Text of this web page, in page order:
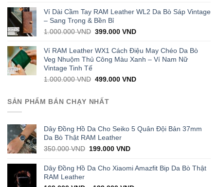
was:
1.000.000 VND.
is:
Ví Dài Cầm Tay RAM Leather WL2 Da Bò Sáp Vintage
– Sang Trọng & Bền Bỉ
1.000.000VND Original
was:
1.000.000 VND.
399.000VNDCurrent
is:
399.000 VND.
Ví RAM Leather WX1 Cách Điệu May Chéo Da Bò
Veg Nhuộm Thủ Công Màu Xanh – Ví Nam Nữ
Vintage Tinh Tế
1.000.000VND Original
was:
1.000.000 VND.
499.000VNDCurrent
SẢN PHẨM BÁN CHẠY NHẤT
Dây Đồng Hồ Da Cho Seiko 5 Quân Đội Bản 37mm
Da Bò Thật RAM Leather
350.000VND Original
was:
199.000VNDCurrent
is:
199.000 VND.
Dây Đồng Hồ Da Cho Xiaomi Amazfit Bip Da Bò Thật
RAM Leather